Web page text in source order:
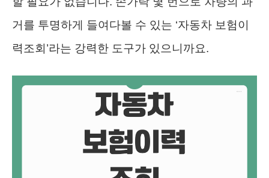
거를 투명하게 들여다볼 수 있는 ‘자동차 보험이
력조회’라는 강력한 도구가 있으니까요.